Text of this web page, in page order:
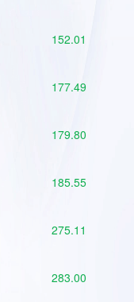
152.01
177.49
179.80
185.55
275.11
283.00